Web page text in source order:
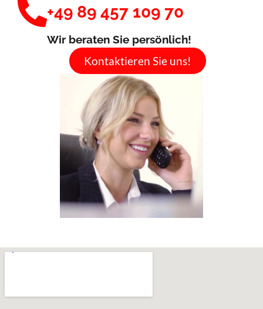
+49 89 457 109 70
Wir beraten Sie persönlich!
Kontaktieren Sie uns!